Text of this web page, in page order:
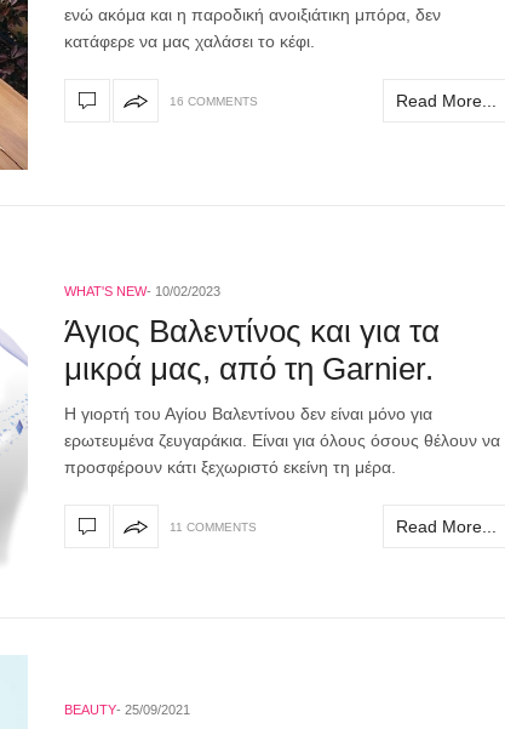
ενώ ακόμα και η παροδική ανοιξιάτικη μπόρα, δεν
κατάφερε να μας χαλάσει το κέφι.
16 COMMENTS Read More...
WHAT'S NEW 10/02/2023
Άγιος Βαλεντίνος και για τα
μικρά μας, από τη Garnier.
H γιορτή του Αγίου Βαλεντίνου δεν είναι μόνο για
ερωτευμένα ζευγαράκια. Είναι για όλους όσους θέλουν να
προσφέρουν κάτι ξεχωριστό εκείνη τη μέρα.
11 COMMENTS Read More...
BEAUTY 25/09/2021